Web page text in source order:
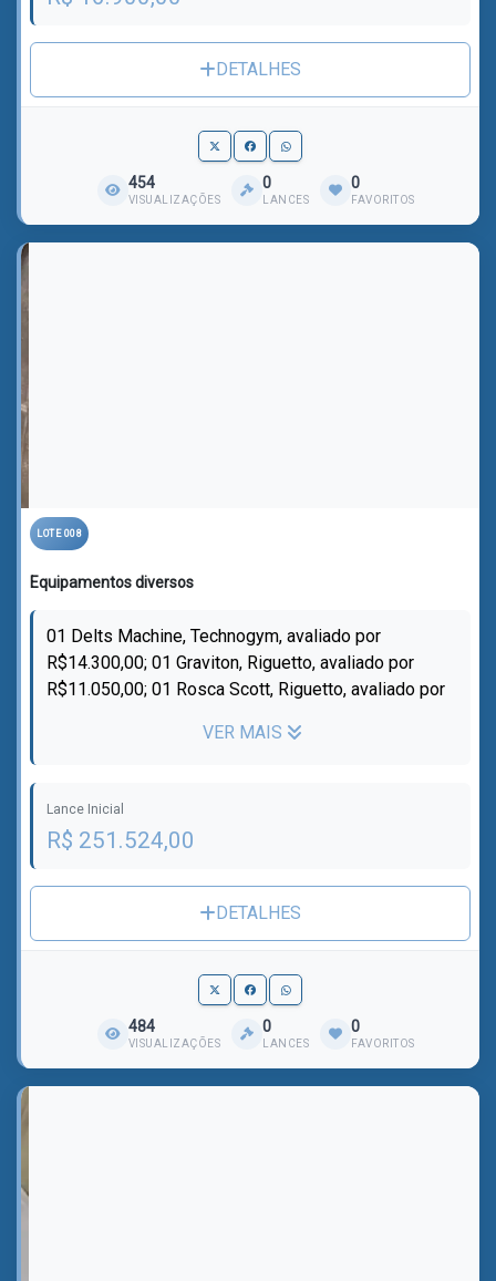
DETALHES
454
VISUALIZAÇÕES
0
LANCES
0
FAVORITOS
LOTE 008
Equipamentos diversos
01 Delts Machine, Technogym, avaliado por
R$14.300,00; 01 Graviton, Riguetto, avaliado por
R$11.050,00; 01 Rosca Scott, Riguetto, avaliado por
VER MAIS
Lance Inicial
R$ 251.524,00
DETALHES
484
VISUALIZAÇÕES
0
LANCES
0
FAVORITOS